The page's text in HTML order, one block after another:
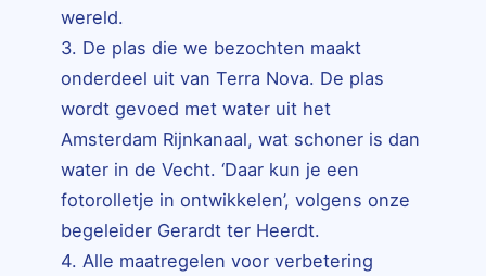
wereld.
3. De plas die we bezochten maakt
onderdeel uit van Terra Nova. De plas
wordt gevoed met water uit het
Amsterdam Rijnkanaal, wat schoner is dan
water in de Vecht. ‘Daar kun je een
fotorolletje in ontwikkelen’, volgens onze
begeleider Gerardt ter Heerdt.
4. Alle maatregelen voor verbetering